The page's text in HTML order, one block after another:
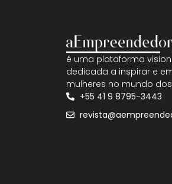
é uma plataforma
dedicada a inspirar e
mulheres no mundo
+55 41 9 8795-3443